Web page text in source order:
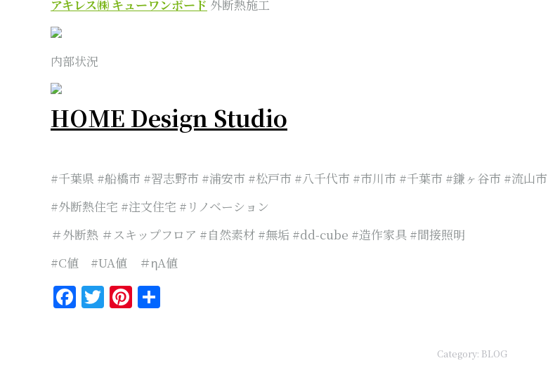
アキレス㈱ キューワンボード 外断熱施工
内部状況
HOME Design Studio
#千葉県 #船橋市 #習志野市 #浦安市 #松戸市 #八千代市 #市川市 #千葉市 #鎌ヶ谷市 #流山
#外断熱住宅 #注文住宅 #リノベーション
＃外断熱 ＃スキップフロア #自然素材 #無垢 #dd-cube #造作家具 #間接照明
#C値 #UA値 ＃ηA値
Facebook
Twitter
Pinterest
Category: BLOG